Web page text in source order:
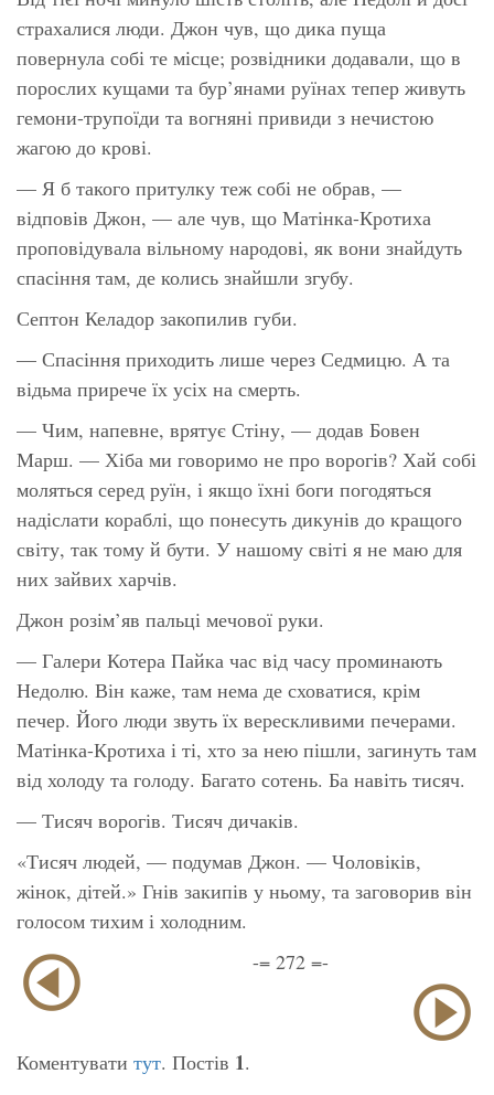
страхалися люди. Джон чув, що дика пуща
повернула собі те місце; розвідники додавали, що в
порослих кущами та бур’янами руїнах тепер живуть
гемони-трупоїди та вогняні привиди з нечистою
жагою до крові.
— Я б такого притулку теж собі не обрав, —
відповів Джон, — але чув, що Матінка-Кротиха
проповідувала вільному народові, як вони знайдуть
спасіння там, де колись знайшли згубу.
Септон Келадор закопилив губи.
— Спасіння приходить лише через Седмицю. А та
відьма прирече їх усіх на смерть.
— Чим, напевне, врятує Стіну, — додав Бовен
Марш. — Хіба ми говоримо не про ворогів? Хай собі
моляться серед руїн, і якщо їхні боги погодяться
надіслати кораблі, що понесуть дикунів до кращого
світу, так тому й бути. У нашому світі я не маю для
них зайвих харчів.
Джон розім’яв пальці мечової руки.
— Галери Котера Пайка час від часу проминають
Недолю. Він каже, там нема де сховатися, крім
печер. Його люди звуть їх верескливими печерами.
Матінка-Кротиха і ті, хто за нею пішли, загинуть там
від холоду та голоду. Багато сотень. Ба навіть тисяч.
— Тисяч ворогів. Тисяч дичаків.
«Тисяч людей, — подумав Джон. — Чоловіків,
жінок, дітей.» Гнів закипів у ньому, та заговорив він
голосом тихим і холодним.
-= 272 =-
Коментувати тут. Постів 1.